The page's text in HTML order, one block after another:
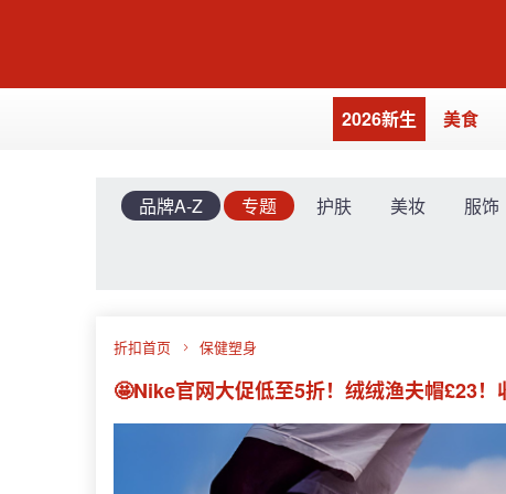
2026新生 美食
品牌A-Z 专题 护肤 美妆 服饰
折扣首页 保健塑身
🤩Nike官网大促低至5折！绒绒渔夫帽£23